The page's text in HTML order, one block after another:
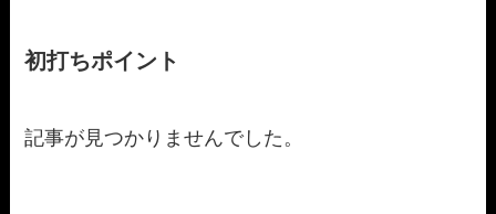
初打ちポイント
記事が見つかりませんでした。